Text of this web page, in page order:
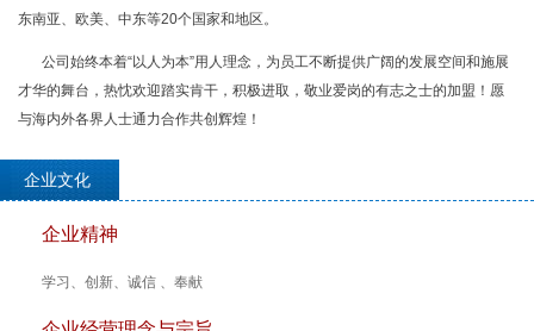
东南亚、欧美、中东等20个国家和地区。
公司始终本着“以人为本”用人理念，为员工不断提供广阔的发展空间和施展
才华的舞台，热忱欢迎踏实肯干，积极进取，敬业爱岗的有志之士的加盟！愿
与海内外各界人士通力合作共创辉煌！
企业文化
企业精神
学习、创新、诚信 、奉献